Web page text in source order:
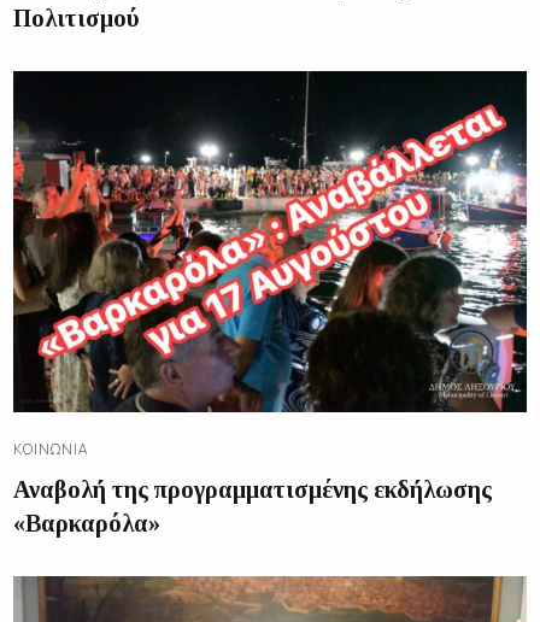
Πολιτισμού
ΚΟΙΝΩΝΊΑ
Αναβολή της προγραμματισμένης εκδήλωσης
«Βαρκαρόλα»